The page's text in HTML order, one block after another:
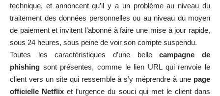
technique, et annoncent qu’il y a un problème au niveau du
traitement des données personnelles ou au niveau du moyen
de paiement et invitent l’abonné à faire une mise à jour rapide,
sous 24 heures, sous peine de voir son compte suspendu.
Toutes les caractéristiques d’une bellecampagne de
phishing sont présentes, comme le lien URL qui renvoie le
client vers un site qui ressemble à s’y méprendre à une page
officielle Netflix et l’urgence du souci qui met le client dans